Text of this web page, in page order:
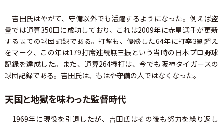
吉田氏はやがて、守備以外でも活躍するようになった。例えば盗
塁では通算350回に成功しており、これは2009年に赤星選手が更新
するまでの球団記録である。打撃も、優勝した64年に打率3割超え
をマーク、この年は179打席連続無三振という当時の日本プロ野球
記録を達成した。また、通算264犠打は、今でも阪神タイガースの
球団記録である。吉田氏は、もはや守備の人ではなくなった。
天国と地獄を味わった監督時代
1969年に現役を引退したが、吉田氏はその後も努力を繰り返し